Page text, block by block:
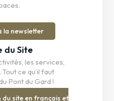
la newsletter
du Site
les services,
Tout ce qu’il faut
Pont du Gard !
du site en français et